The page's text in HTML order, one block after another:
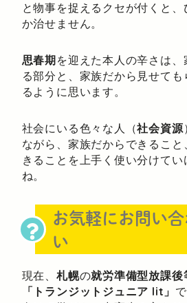
と物事を捉えるクセが付くと
か治せません。
思春期を迎えた本人の辛さは
る部分と、家族だから見せて
るように思います。
社会にいる色々な人（社会資源
ながら、家族だからできるこ
きることを上手く使い分けてい
ね。
お気軽にお問い
い
現在、 札幌の就労準備型放課後
「トランジットジュニア lit」